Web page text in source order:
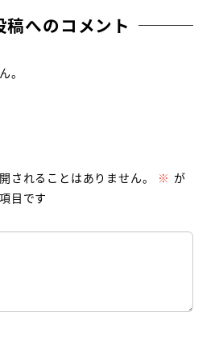
稿へのコメント
。
されることはありません。 ※ が
目です